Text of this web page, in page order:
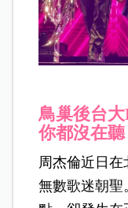
鳥巢後台大
你都沒在聽
周杰倫近日在
無數歌迷朝聖